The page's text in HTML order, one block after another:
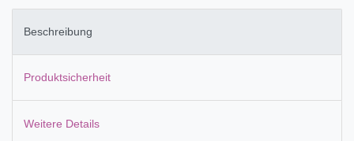
Beschreibung
Produktsicherheit
Weitere Details